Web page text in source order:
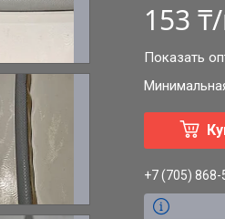
153
Показать
+7 (705)